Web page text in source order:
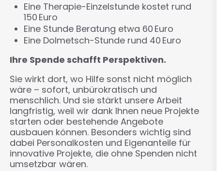
Eine Therapie-Einzelstunde kostet rund
150 Euro
Eine Stunde Beratung etwa 60 Euro
Eine Dolmetsch-Stunde rund 40 Euro
Ihre Spende schafft Perspektiven.
Sie wirkt dort, wo Hilfe sonst nicht möglich
wäre – sofort, unbürokratisch und
menschlich. Und sie stärkt unsere Arbeit
langfristig, weil wir dank Ihnen neue Projekte
starten oder bestehende Angebote
ausbauen können. Besonders wichtig sind
dabei Personalkosten und Eigenanteile für
innovative Projekte, die ohne Spenden nicht
umsetzbar wären.